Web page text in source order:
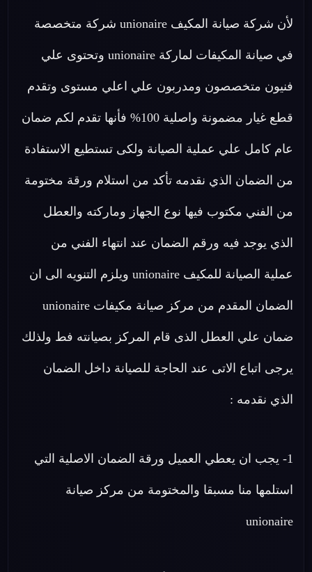
لأن شركة صيانة المكيف unionaire شركة متخصصة
في صيانة المكيفات لماركة unionaire وتحتوى علي
فنيون متخصصون ومدربون علي اعلي مستوى وتقدم
قطع غيار مضمونة واصلية 100% فأنها تقدم لكم ضمان
عام كامل علي عملية الصيانة ولكى تستطيع الاستفادة
من الضمان الذي نقدمه تأكد من استلام ورقة مختومة
من الفني مكتوب فيها نوع الجهاز وماركته والعطل
الذي يوجد فيه ورقم الضمان عند انتهاء الفني من
عملية الصيانة للمكيف unionaire ويلزم التنويه الى ان
الضمان المقدم من مركز صيانة مكيفات unionaire
ضمان علي العطل الذى قام المركز بصيانته فط ولذلك
يرجى اتباع الاتى عند الحاجة للصيانة داخل الضمان
الذي نقدمه :
1- يجب ان يعطي العميل ورقة الضمان الاصلية التي
استلمها منا مسبقا والمختومة من مركز صيانة
unionaire